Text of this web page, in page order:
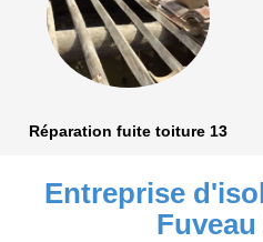
Réparation fuite toiture 13
Entreprise
Fuveau